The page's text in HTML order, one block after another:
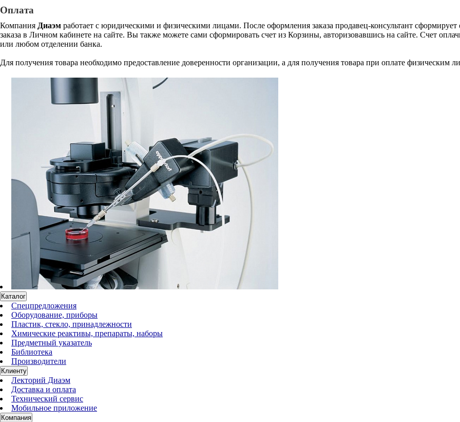
Оплата
Компания Диаэм работает с юридическими и физическими лицами. После оформления заказа продавец-консультант
заказа в Личном кабинете на сайте. Вы также можете сами сформировать счет из Корзины, авторизовавшись на сайте. Счет
или любом отделении банка.
Для получения товара необходимо предоставление доверенности организации, а для получения товара при оплате физическим
Каталог
Спецпредложения
Оборудование, приборы
Пластик, стекло, принадлежности
Химические реактивы, препараты, наборы
Предметный указатель
Библиотека
Производители
Клиенту
Лекторий Диаэм
Доставка и оплата
Технический сервис
Мобильное приложение
Компания